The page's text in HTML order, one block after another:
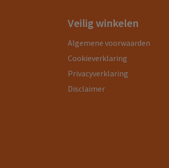
Veilig winkelen
Algemene voorwaarden
Cookieverklaring
Privacyverklaring
Disclaimer